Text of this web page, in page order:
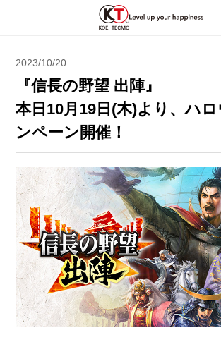
2023/10/20
『信長の野望 出陣』
本日10月19日(木)より、ハ
ンペーン開催！